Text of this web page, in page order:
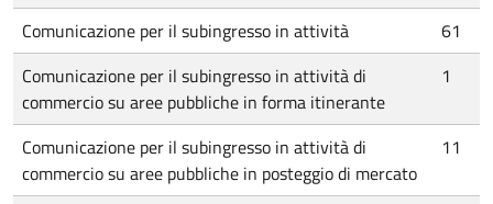
Comunicazione per il subingresso in attività
61
Comunicazione per il subingresso in attività di
commercio su aree pubbliche in forma itinerante
1
Comunicazione per il subingresso in attività di
commercio su aree pubbliche in posteggio di mercato
11